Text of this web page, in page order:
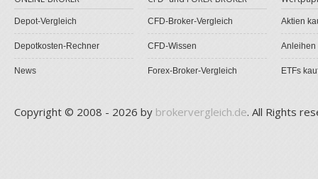
Depot-Vergleich
Depotkosten-Rechner
News
CFD-Broker-Vergleich
CFD-Wissen
Forex-Broker-Vergleich
Aktien
Anleihen
ETFs
Copyright © 2008 - 2026 by brokervergleich.de. All Rights